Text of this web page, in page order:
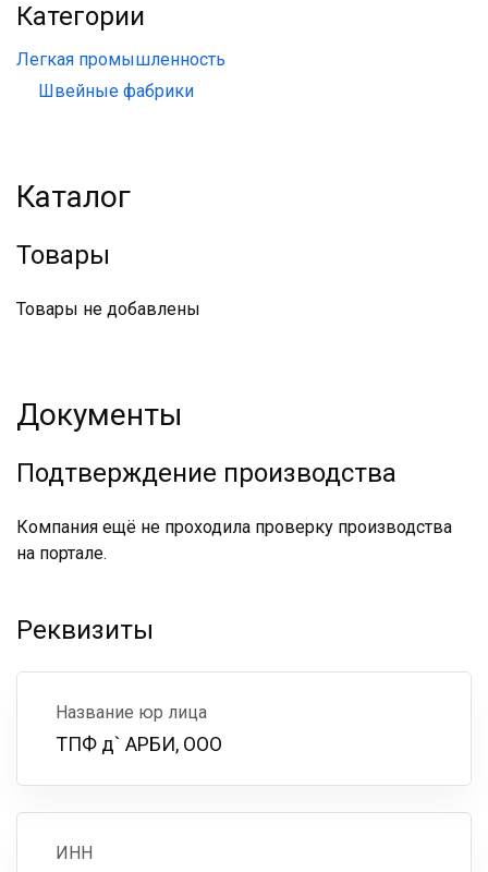
Категории
Легкая промышленность
Швейные фабрики
Каталог
Товары
Товары не добавлены
Документы
Подтверждение производства
Компания ещё не проходила проверку производства
на портале.
Реквизиты
Название юр лица
ТПФ д` АРБИ, ООО
ИНН